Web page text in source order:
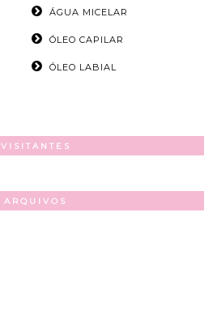
ÁGUA MICELAR
ÓLEO CAPILAR
ÓLEO LABIAL
VISITANTES
ARQUIVOS